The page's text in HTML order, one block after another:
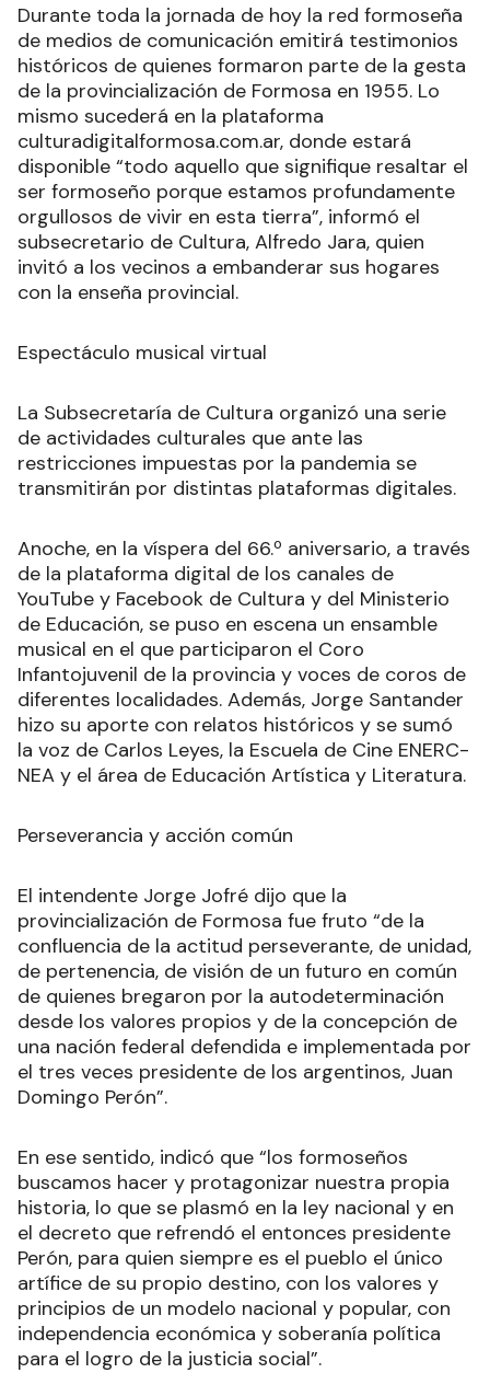
Durante toda la jornada de hoy la red formoseña
de medios de comunicación emitirá testimonios
históricos de quienes formaron parte de la gesta
de la provincialización de Formosa en 1955. Lo
mismo sucederá en la plataforma
culturadigitalformosa.com.ar, donde estará
disponible “todo aquello que signifique resaltar el
ser formoseño porque estamos profundamente
orgullosos de vivir en esta tierra”, informó el
subsecretario de Cultura, Alfredo Jara, quien
invitó a los vecinos a embanderar sus hogares
con la enseña provincial.
Espectáculo musical virtual
La Subsecretaría de Cultura organizó una serie
de actividades culturales que ante las
restricciones impuestas por la pandemia se
transmitirán por distintas plataformas digitales.
Anoche, en la víspera del 66.º aniversario, a través
de la plataforma digital de los canales de
YouTube y Facebook de Cultura y del Ministerio
de Educación, se puso en escena un ensamble
musical en el que participaron el Coro
Infantojuvenil de la provincia y voces de coros de
diferentes localidades. Además, Jorge Santander
hizo su aporte con relatos históricos y se sumó
la voz de Carlos Leyes, la Escuela de Cine ENERC-
NEA y el área de Educación Artística y Literatura.
Perseverancia y acción común
El intendente Jorge Jofré dijo que la
provincialización de Formosa fue fruto “de la
confluencia de la actitud perseverante, de unidad,
de pertenencia, de visión de un futuro en común
de quienes bregaron por la autodeterminación
desde los valores propios y de la concepción de
una nación federal defendida e implementada por
el tres veces presidente de los argentinos, Juan
Domingo Perón”.
En ese sentido, indicó que “los formoseños
buscamos hacer y protagonizar nuestra propia
historia, lo que se plasmó en la ley nacional y en
el decreto que refrendó el entonces presidente
Perón, para quien siempre es el pueblo el único
artífice de su propio destino, con los valores y
principios de un modelo nacional y popular, con
independencia económica y soberanía política
para el logro de la justicia social”.